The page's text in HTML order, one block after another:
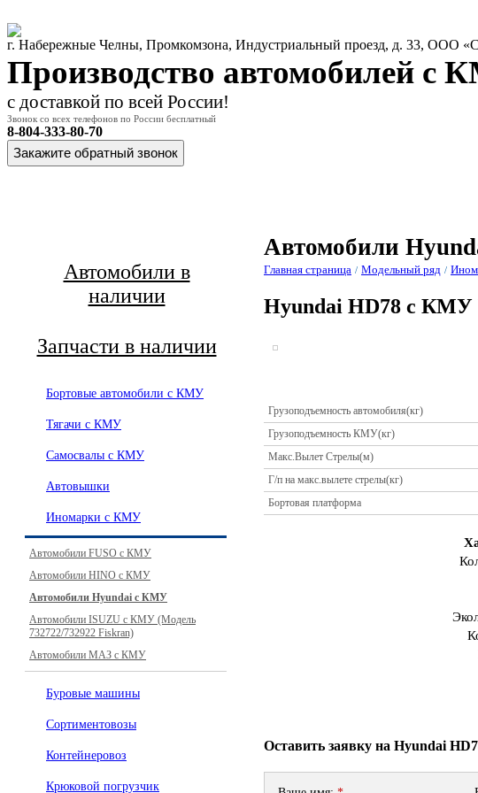
г. Набережные Челны, Промкомзона, Индустриальный проезд, д. 33, ООО
Производство автомобилей с
с доставкой по всей России!
Звонок со всех телефонов по России бесплатный
8-804-333-80-70
Автомобили в
наличии
Запчасти в наличии
Бортовые автомобили с КМУ
Тягачи с КМУ
Самосвалы с КМУ
Автовышки
Иномарки с КМУ
Автомобили FUSO с КМУ
Автомобили HINO с КМУ
Автомобили Hyundai с КМУ
Автомобили ISUZU с КМУ (Модель
732722/732922 Fiskran)
Автомобили МАЗ с КМУ
Буровые машины
Сортиментовозы
Контейнеровоз
Крюковой погрузчик
Автомобили
Главная страница / Модельный ряд /
Hyundai HD78 с КМУ
Грузоподъемность автомобиля(кг)
Грузоподъемность КМУ(кг)
Макс.Вылет Стрелы(м)
Г/п на макс.вылете стрелы(кг)
Бортовая платформа
Оставить заявку на Hyundai